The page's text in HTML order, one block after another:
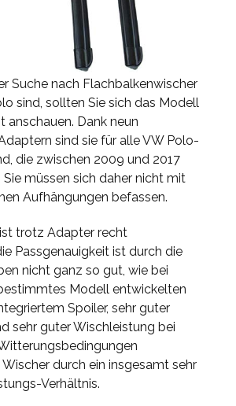
Suche nach Flachbalkenwischer
sind, sollten Sie sich das Modell
anschauen. Dank neun
sind sie für alle VW Polo-
die zwischen 2009 und 2017
müssen sich daher nicht mit
Aufhängungen befassen.
trotz Adapter recht
Passgenauigkeit ist durch die
nicht ganz so gut, wie bei
Modell entwickelten
Spoiler, sehr guter
sehr guter Wischleistung bei
durch ein insgesamt sehr
Verhältnis.